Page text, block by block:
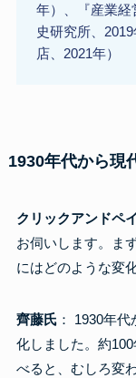
年）、『産業
史研究所、
店、2021年）
1930年代から現
クリックアンドペ
お伺いします。ま
にはどのような変
齊藤氏： 1930年代
化しました。約
べると、むしろ変